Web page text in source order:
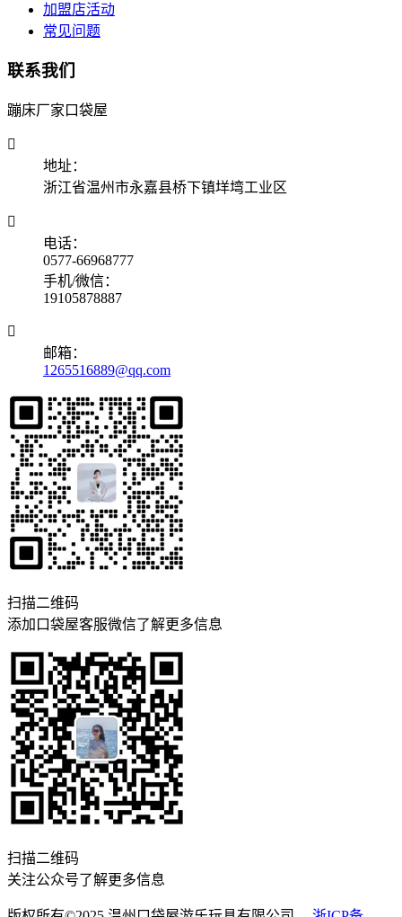
加盟店活动
常见问题
联系我们
蹦床厂家口袋屋

地址：
浙江省温州市永嘉县桥下镇垟塆工业区

电话：
0577-66968777
手机/微信：
19105878887

邮箱：
1265516889@qq.com
扫描二维码
添加口袋屋客服微信了解更多信息
扫描二维码
关注公众号了解更多信息